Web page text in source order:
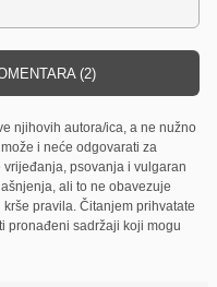
(2)
njihovih autora/ica, a ne nužno
i neće odgovarati za
psovanja i vulgaran
ali to ne obavezuje
pravila. Čitanjem prihvatate
pronađeni sadržaji koji mogu